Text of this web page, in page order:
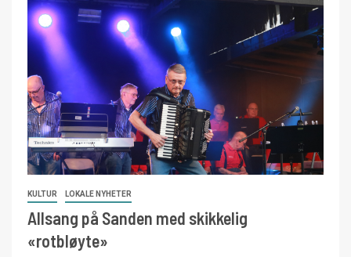
KULTUR LOKALE NYHETER
Allsang på Sanden med skikkelig
«rotbløyte»